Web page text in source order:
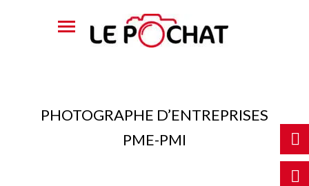
PHOTOGRAPHE D’ENTREPRISES
PME-PMI